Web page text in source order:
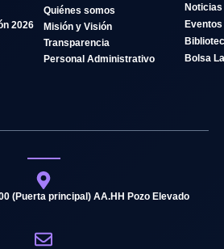
2026
Quiénes somos
Misión y Visión
Transparencia
Personal Administrativo
Noticias
Eventos
Bolsa
(Puerta principal) AA.HH Pozo Elevado